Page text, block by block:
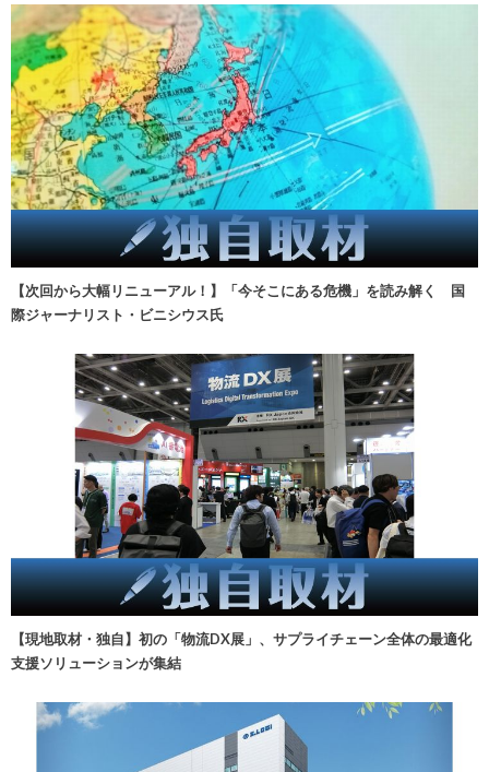
【次回から大幅リニューアル！】「今そこにある危機」を読み解く 国
際ジャーナリスト・ビニシウス氏
【現地取材・独自】初の「物流DX展」、サプライチェーン全体の最適化
支援ソリューションが集結